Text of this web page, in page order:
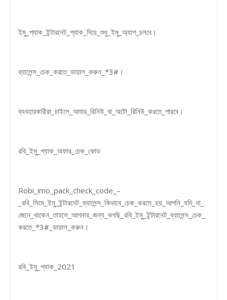
ইমু_প্যাক_ইন্টারনেট_প্যাক_দিয়ে_শুধু_ইমু_অ্যাপ_চলবে।
ব্যালেন্স_চেক_করতে_ডায়াল_করুন_*3#।
ব্যবহারকারীরা_চাইলে_আবার_রিনিউ_বা_অটো_রিনিউ_করতে_পারবে।
রবি_ইমু_প্যাক_অফার_চেক_কোড
Robi_imo_pack_check_code_–
_রবি_সিমে_ইমু_ইন্টারনেট_ব্যালেন্স_কিভাবে_চেক_করতে_হয়_আপনি_যদি_না_
জেনে_থাকেন_তাহলে_আপনার_জন্য_বলছি_রবি_ইমু_ইন্টারনেট_ব্যালেন্স_চেক_
করতে_*3#_ডায়াল_করুন।
রবি_ইমু_প্যাক_2021